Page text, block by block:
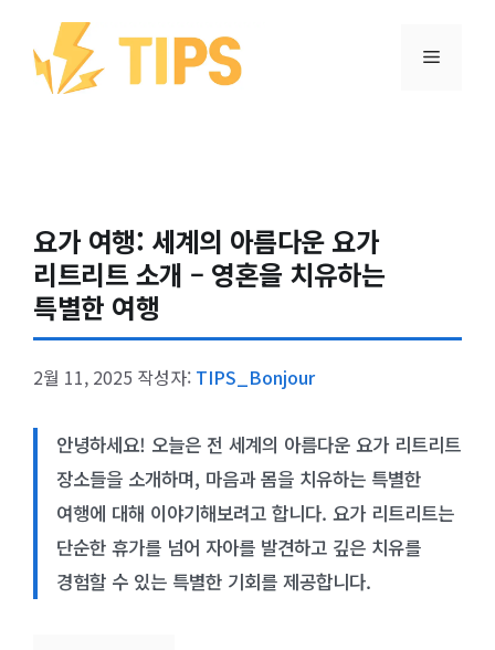
건너뛰기
메뉴
요가 여행: 세계의 아름다운 요가
리트리트 소개 – 영혼을 치유하는
특별한 여행
2월 11, 2025 작성자: TIPS_Bonjour
안녕하세요! 오늘은 전 세계의 아름다운 요가 리트리트
장소들을 소개하며, 마음과 몸을 치유하는 특별한
여행에 대해 이야기해보려고 합니다. 요가 리트리트는
단순한 휴가를 넘어 자아를 발견하고 깊은 치유를
경험할 수 있는 특별한 기회를 제공합니다.